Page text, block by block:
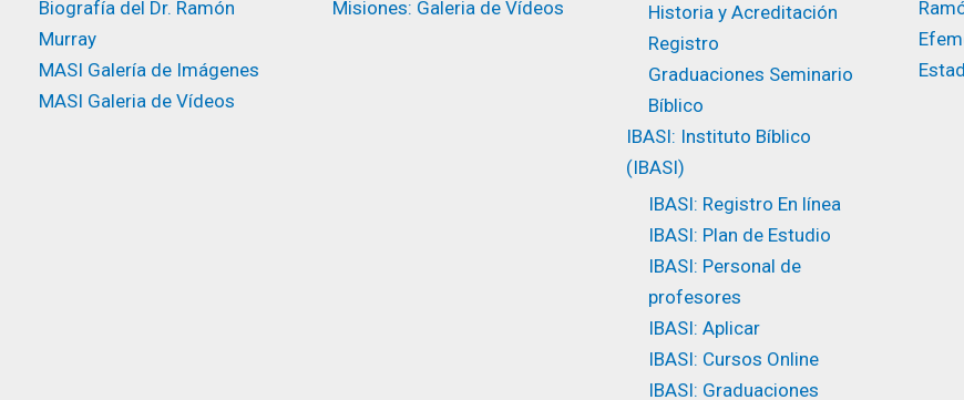
Biografía del Dr. Ramón
Murray
MASI Galería de Imágenes
MASI Galeria de Vídeos
Misiones: Galeria de Vídeos
Historia y Acreditación
Registro
Graduaciones Seminario
Bíblico
IBASI: Instituto Bíblico
(IBASI)
IBASI: Registro En línea
IBASI: Plan de Estudio
IBASI: Personal de
profesores
IBASI: Aplicar
IBASI: Cursos Online
IBASI: Graduaciones